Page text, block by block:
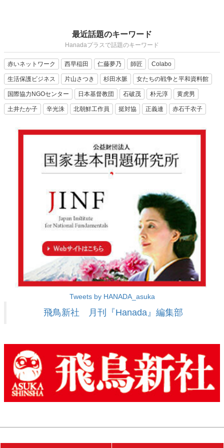
最近話題のキーワード
Hanadaプラスで話題のキーワード
赤いネットワーク 西早稲田 仁藤夢乃 師匠 Colabo
生活保護ビジネス 片山さつき 杉田水脈 女たちの戦争と平和資料館
国際協力NGOセンター 日本基督教団 石破茂 朴元淳 黄虎男
土井たか子 辛光洙 北朝鮮工作員 挺対協 正義連 赤石千衣子
Tweets by HANADA_asuka
飛鳥新社 月刊『Hanada』編集部